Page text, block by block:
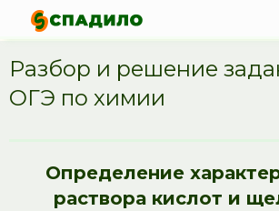
Разбор и решение
ОГЭ по химии
Определение
раствора кислот и